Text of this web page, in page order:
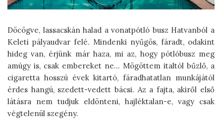
Döcögve, lassacskán halad a vonatpótló busz Hatvanból a
Keleti pályaudvar felé. Mindenki nyűgös, fáradt, odakint
hideg van, érjünk már haza, mi az, hogy pótlóbusz meg
amúgy is, csak embereket ne… Mögöttem italtól bűzlő, a
cigaretta hosszú évek kitartó, fáradhatatlan munkájától
érdes hangú, szedett-vedett bácsi. Az a fajta, akiről első
látásra nem tudjuk eldönteni, hajléktalan-e, vagy csak
végtelenül szegény.